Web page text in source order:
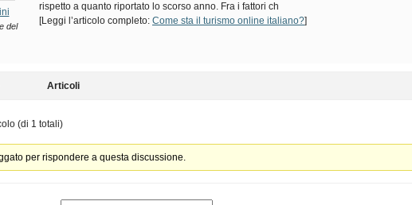
del
rispetto a quanto riportato lo scorso anno. Fra i fattori ch
[Leggi l’articolo completo: Come sta il turismo online italiano?]
Articoli
(di 1 totali)
per rispondere a questa discussione.